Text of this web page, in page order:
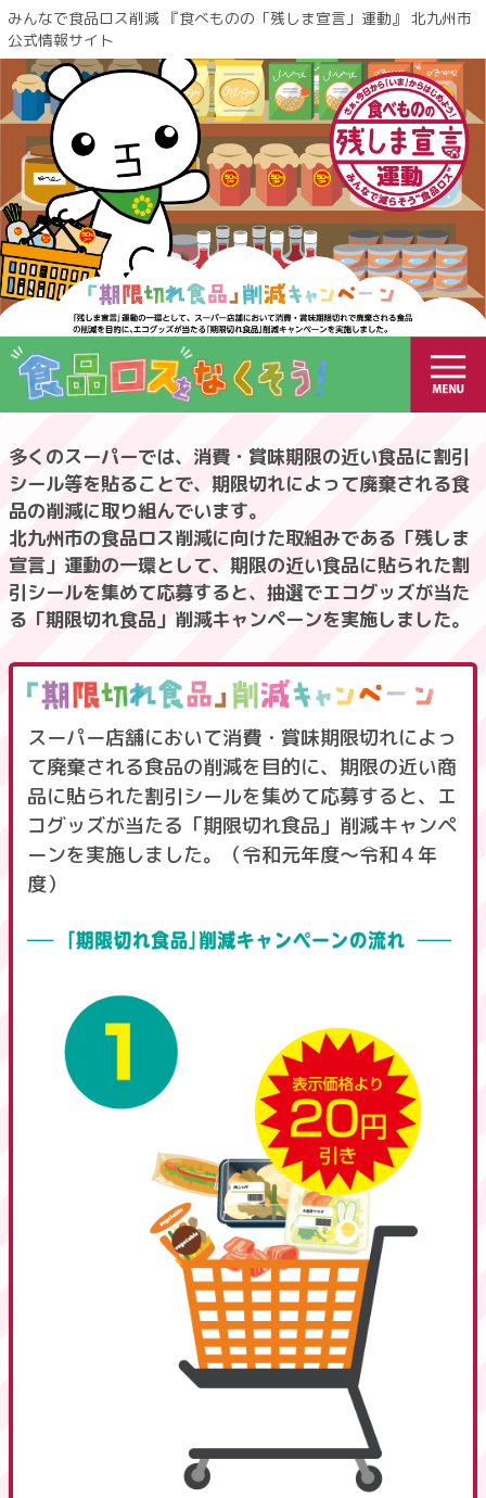
みんなで食品ロス削減 『食べものの「残しま宣言」運動』 北九州市
公式情報サイト
多くのスーパーでは、消費・賞味期限の近い食品に割引
シール等を貼ることで、期限切れによって廃棄される食
品の削減に取り組んでいます。
北九州市の食品ロス削減に向けた取組みである「残しま
宣言」運動の一環として、期限の近い食品に貼られた割
引シールを集めて応募すると、抽選でエコグッズが当た
る「期限切れ食品」削減キャンペーンを実施しました。
スーパー店舗において消費・賞味期限切れによっ
て廃棄される食品の削減を目的に、期限の近い商
品に貼られた割引シールを集めて応募すると、エ
コグッズが当たる「期限切れ食品」削減キャンペ
ーンを実施しました。（令和元年度〜令和４年
度）